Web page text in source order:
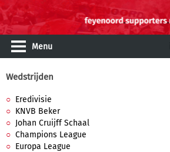
Menu
Wedstrijden
Eredivisie
KNVB Beker
Johan Cruijff Schaal
Champions League
Europa League